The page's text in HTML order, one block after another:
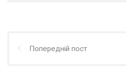
Попередній пост